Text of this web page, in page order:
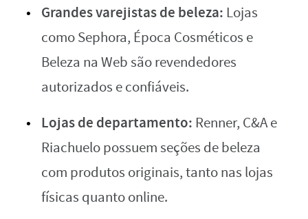
Grandes varejistas de beleza: Lojas
como Sephora, Época Cosméticos e
Beleza na Web são revendedores
autorizados e confiáveis.
Lojas de departamento: Renner, C&A e
Riachuelo possuem seções de beleza
com produtos originais, tanto nas lojas
físicas quanto online.